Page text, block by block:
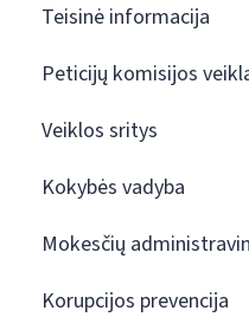
Teisinė informacija
Peticijų komisijos
Veiklos sritys
Kokybės vadyba
Mokesčių
Korupcijos prevencija